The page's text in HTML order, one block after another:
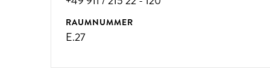
RAUMNUMMER
E.27